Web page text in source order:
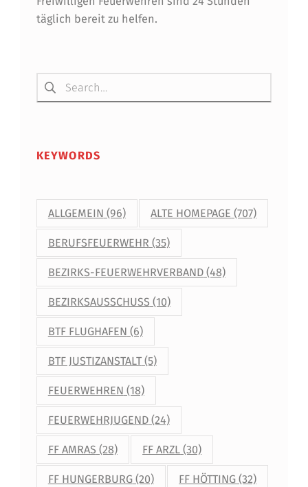
U
J
A
R
täglich bereit zu helfen.
Suchen nach:
KEYWORDS
ALLGEMEIN (96) ALTE HOMEPAGE (707)
BERUFSFEUERWEHR (35)
BEZIRKS-FEUERWEHRVERBAND(48)
BEZIRKSAUSSCHUSS (10)
BTF FLUGHAFEN (6)
BTF JUSTIZANSTALT(5)
FEUERWEHREN (18)
FEUERWEHRJUGEND(24)
FF AMRAS (28) FF ARZL (30)
FF HUNGERBURG(20) FF HÖTTING (32)